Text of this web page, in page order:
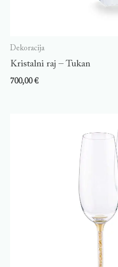
Dekoracija
Kristalni raj – Tukan
700,00€